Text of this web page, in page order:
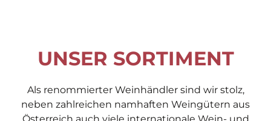
UNSER SORTIMENT
Als renommierter Weinhändler sind wir stolz,
neben zahlreichen namhaften Weingütern aus